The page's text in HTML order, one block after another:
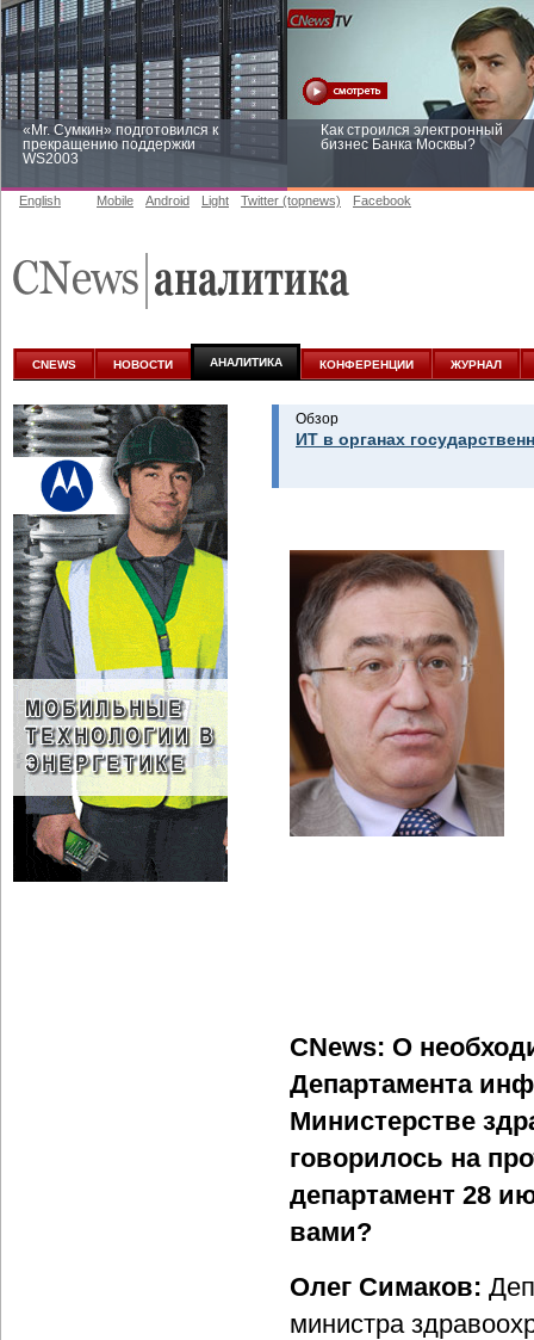
«Mr. Сумкин» подготовился к
прекращению поддержки
WS2003
Как строился электронный
бизнес Банка Москвы?
аналитике
English Mobile Android Light Twitter (topnews) Facebook
CNEWS НОВОСТИ АНАЛИТИКА КОНФЕРЕНЦИИ ЖУРНАЛ
Обзор
ИТ в органах
CNews: О
Департамента
Министерстве
говорилось на
департамент 28
вами?
Олег Симаков:
министра